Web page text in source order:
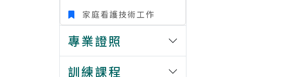
家庭看護技術工作
專業證照
訓練課程